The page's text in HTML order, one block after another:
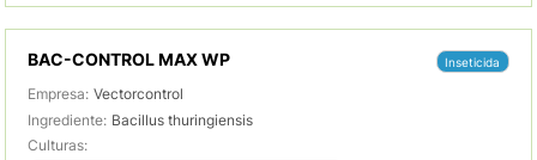
BAC-CONTROL MAX WP Inseticida
Empresa: Vectorcontrol
Ingrediente: Bacillus thuringiensis
Culturas: